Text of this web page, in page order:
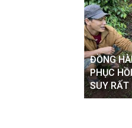
ĐỒNG
PHỤC
SUY RẤT